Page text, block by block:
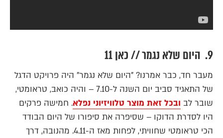
9. היום שלא נגמר // כאן 11
מעבר חד, כבר אמרנו? "היום שלא נגמר" היה פרויקט הדגל
של התאגיד סביב יום השנה ל-7.10 – והיה כואב, טראומטי,
שובר לב ובכל זאת מוצר טלוויזיוני נפלא. חמישה פרקים
היו לסדרת הדוקו – שסיפרה את סיפורו של היום הבודד
הכי טראומטי שחוויתי, לפחות מאז ה-4.11. מהנובה, דרך